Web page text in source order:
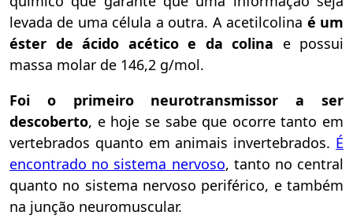
levada de uma célula a outra. A acetilcolina é um
éster de ácido acético e da colina e possui
massa molar de 146,2 g/mol.
Foi o primeiro neurotransmissor a ser
descoberto, e hoje se sabe que ocorre tanto em
vertebrados quanto em animais invertebrados. É
encontrado no sistema nervoso, tanto no central
quanto no sistema nervoso periférico, e também
na junção neuromuscular.